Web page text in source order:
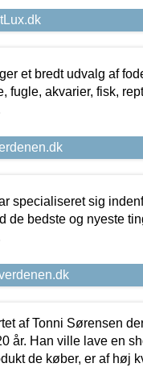
et bredt udvalg af
fugle, akvarier, fisk,
specialiseret sig
de bedste og nyeste
af Tonni Sørensen
år. Han ville lave en
de køber, er af høj